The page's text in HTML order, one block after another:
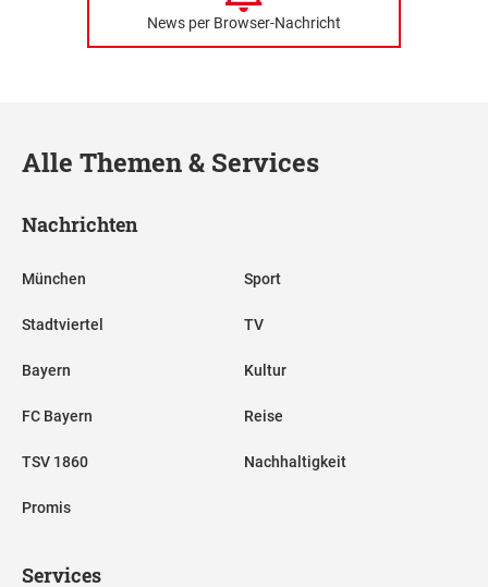
News per Browser-Nachricht
Alle Themen & Services
Nachrichten
München
Stadtviertel
Bayern
FC Bayern
TSV 1860
Promis
Sport
TV
Kultur
Reise
Nachhaltigkeit
Services